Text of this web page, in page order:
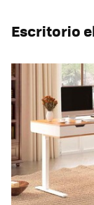
Escritorio